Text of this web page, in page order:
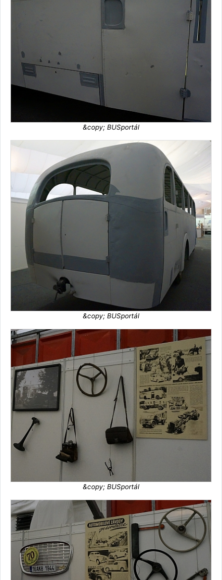
&copy; BUSportál
&copy; BUSportál
&copy; BUSportál